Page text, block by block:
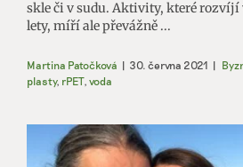
skle či v sudu. Aktivity, které rozvíjí
lety, míří ale převážně ...
Martina Patočková | 30. června 2021 |
plasty, rPET, voda